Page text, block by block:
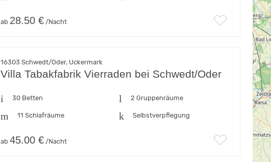
ab 28.50 € /Nacht
16303 Schwedt/Oder, Uckermark
Villa Tabakfabrik Vierraden bei Schwedt/Oder
30 Betten 2 Gruppenräume
11 Schlafräume Selbstverpflegung
ab 45.00 € /Nacht